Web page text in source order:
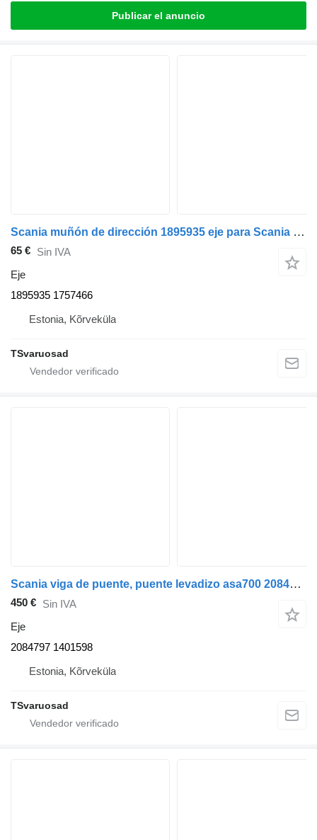
Publicar el anuncio
Scania muñón de dirección 1895935 eje para Scania P94 cabeza tractora
65 € Sin IVA
Eje
1895935 1757466
Estonia, Kõrveküla
TSvaruosad
Scania viga de puente, puente levadizo asa700 2084797 eje para Scania P380 cabeza tractora
450 € Sin IVA
Eje
2084797 1401598
Estonia, Kõrveküla
TSvaruosad